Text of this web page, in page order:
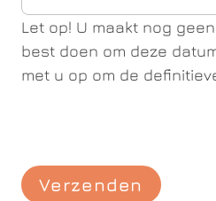
Let op! U maakt nog
best doen om deze
met u op om de